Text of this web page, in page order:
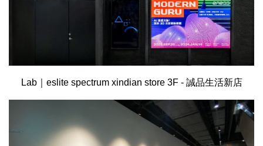
Lab｜eslite spectrum xindian store 3F - 誠品生活新店